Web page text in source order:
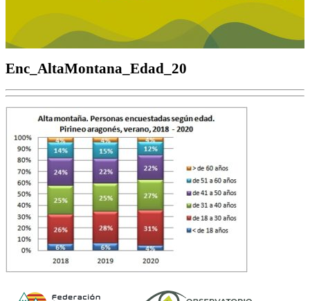
Enc_AltaMontana_Edad_20